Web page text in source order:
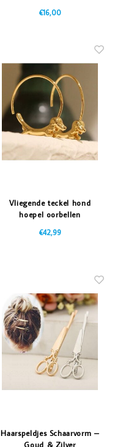
€16,00
Vliegende teckel hond
hoepel oorbellen
€42,99
Haarspeldjes Schaarvorm –
Goud & Zilver